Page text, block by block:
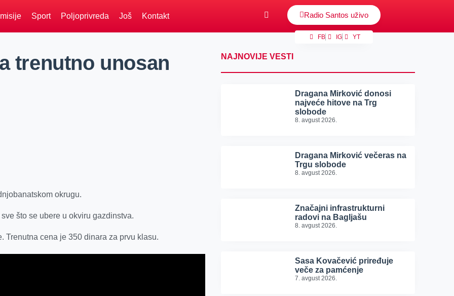
Sport Poljoprivreda Još Kontakt Radio Santos uživo
FB IG YT
trenutno unosan
okrugu.
što se ubere u okviru gazdinstva.
Trenutna cena je 350 dinara za prvu klasu.
NAJNOVIJE VESTI
Dragana Mirković donosi
najveće hitove na Trg
slobode
8. avgust 2026.
Dragana Mirković večeras na
Trgu slobode
8. avgust 2026.
Značajni infrastrukturni
radovi na Bagljašu
8. avgust 2026.
Sasa Kovačević priređuje
veče za pamćenje
7. avgust 2026.